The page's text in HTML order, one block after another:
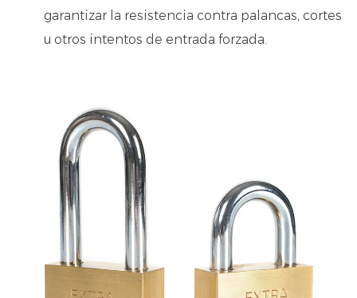
garantizar la resistencia contra palancas, cortes
u otros intentos de entrada forzada.